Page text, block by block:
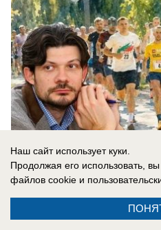
08.08.2026
Наш сайт использует куки.
Продолжая его использовать,
файлов cookie и